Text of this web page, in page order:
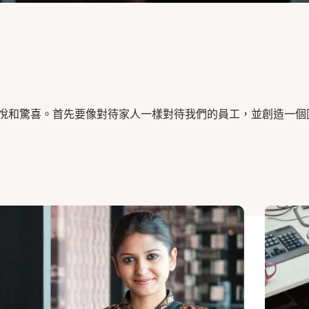
和驚喜。首先要像對待家人一樣對待我們的員工，並創造一